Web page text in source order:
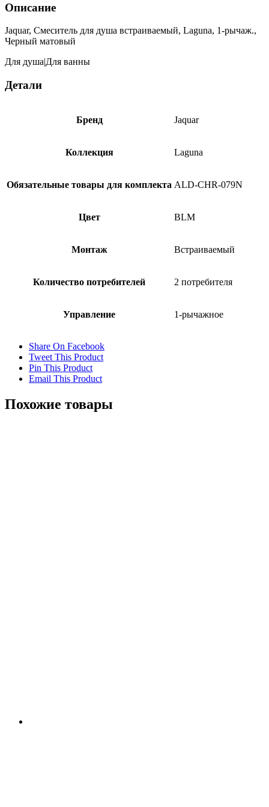
Описание
Jaquar, Смеситель для душа встраиваемый, Laguna, 1-рычаж.,
Черный матовый
Для душа|Для ванны
Детали
Бренд Jaquar
Коллекция Laguna
Обязательные товары для комплекта ALD-CHR-079N
Цвет BLM
Монтаж Встраиваемый
Количество потребителей 2 потребителя
Управление 1-рычажное
Share On Facebook
Tweet This Product
Pin This Product
Email This Product
Похожие товары